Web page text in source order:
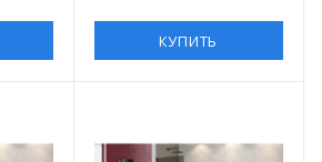
КУПИТЬ